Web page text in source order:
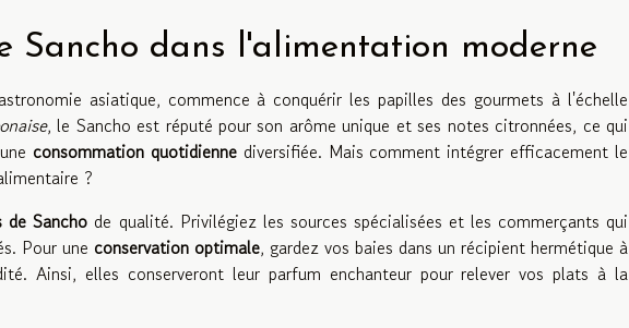
Sancho dans l'alimentation moderne
asiatique, commence à conquérir les papilles des gourmets à l'échelle
, le Sancho est réputé pour son arôme unique et ses notes citronnées, ce qui
consommation quotidiennediversifiée. Mais comment intégrer efficacement le
?
de Sancho de qualité. Privilégiez les sources spécialisées et les commerçants qui
Pour une conservation optimale, gardez vos baies dans un récipient hermétique à
Ainsi, elles conserveront leur parfum enchanteur pour relever vos plats à la